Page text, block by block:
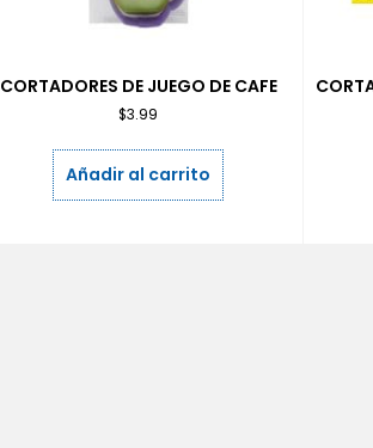
CORTADORES DE JUEGO DE CAFE
$3.99
Añadir al carrito